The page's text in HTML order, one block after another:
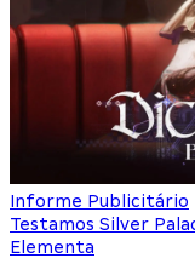
Informe Publicitário
Testamos Silver
Elementa